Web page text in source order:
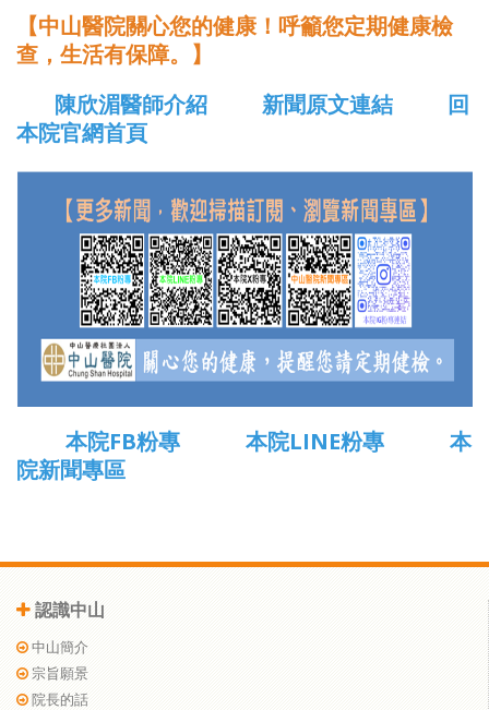
【中山醫院關心您的健康！呼籲您定期健康檢
查，生活有保障。】
陳欣湄醫師介紹
新聞原文連結
回
本院官網首頁
本院FB粉專 本院LINE粉專
本
院新聞專區
認識中山
中山簡介
宗旨願景
院長的話